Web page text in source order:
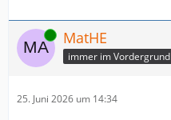
Online MatHE
immer im Vordergrund
25. Juni 2026 um 14:34